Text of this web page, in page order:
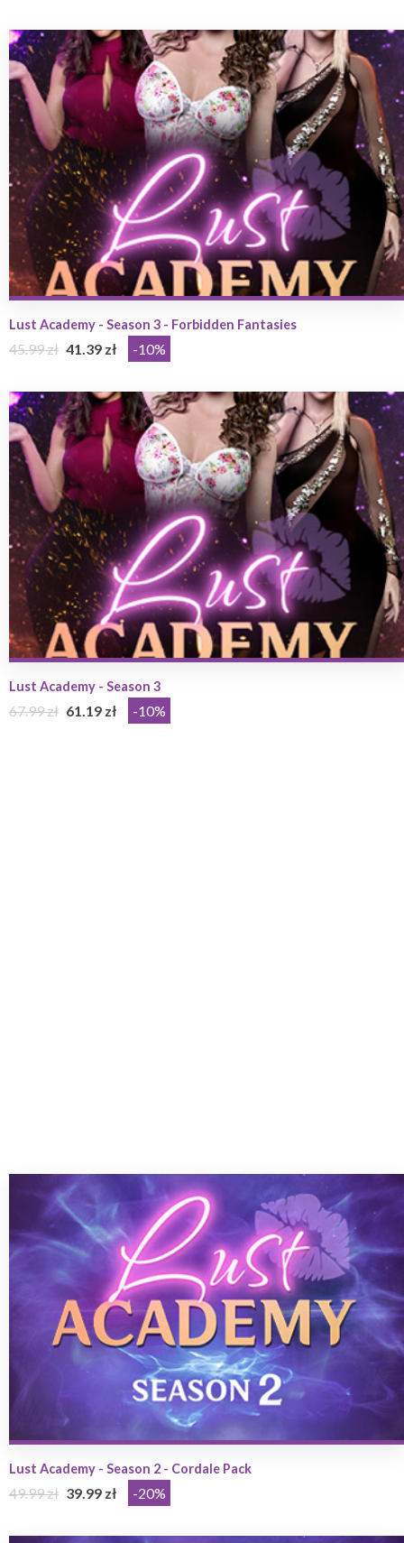
Lust Academy - Season 3 - Forbidden Fantasies
45.99 zł 41.39 zł -10%
Lust Academy - Season 3
67.99 zł 61.19 zł -10%
Lust Academy - Season 2 - Cordale Pack
49.99 zł 39.99 zł -20%